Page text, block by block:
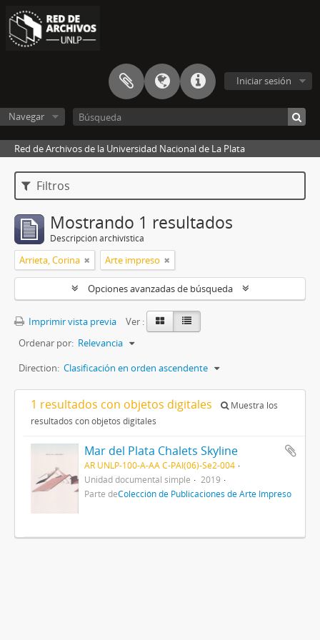
Iniciar sesión
Navegar
Red de Archivos de la Universidad Nacional de La Plata
Filtros
Mostrando 1 resultados
Descripción archivística
Arrieta, Corina Arte impreso
Opciones avanzadas de búsqueda
Imprimir vista previa
Ver :
Ordenar por: Relevancia
Direction: Clasificación en orden ascendente
1 resultados con objetos digitales
Muestra los
resultados con objetos digitales
Mar del Plata Chalets Skyline
AR UNLP-100-A-AA C-PAI(06)-Se2-004
Unidad documental simple
2019
Parte deColección de Publicaciones de Arte Impreso